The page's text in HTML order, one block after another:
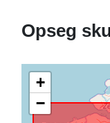
Opseg
+
−